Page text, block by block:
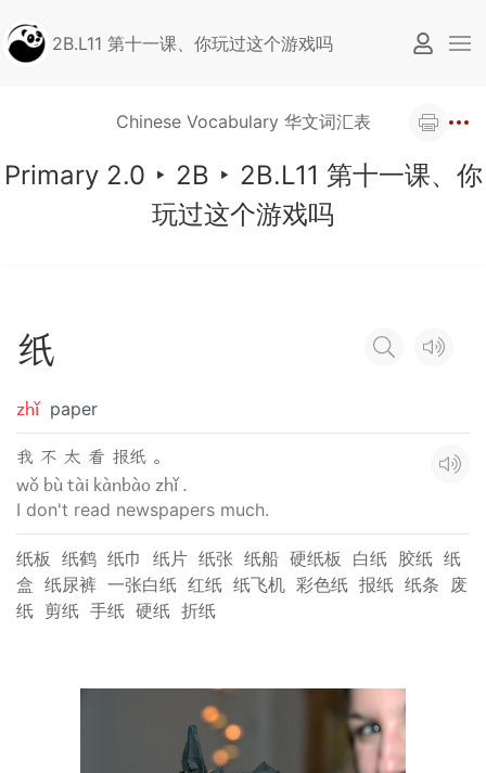
2B.L11 第十一课、你玩过这个游戏吗
Chinese Vocabulary 华文词汇表
Primary 2.0 ‣ 2B ‣ 2B.L11 第十一课、你
玩过这个游戏吗
纸
zhǐ paper
我 不 太 看 报纸 。
wǒ bù tài kànbào zhǐ .
I don't read newspapers much.
纸板 纸鹤 纸巾 纸片 纸张 纸船 硬纸板 白纸 胶纸 纸
盒 纸尿裤 一张白纸 红纸 纸飞机 彩色纸 报纸 纸条 废
纸 剪纸 手纸 硬纸 折纸